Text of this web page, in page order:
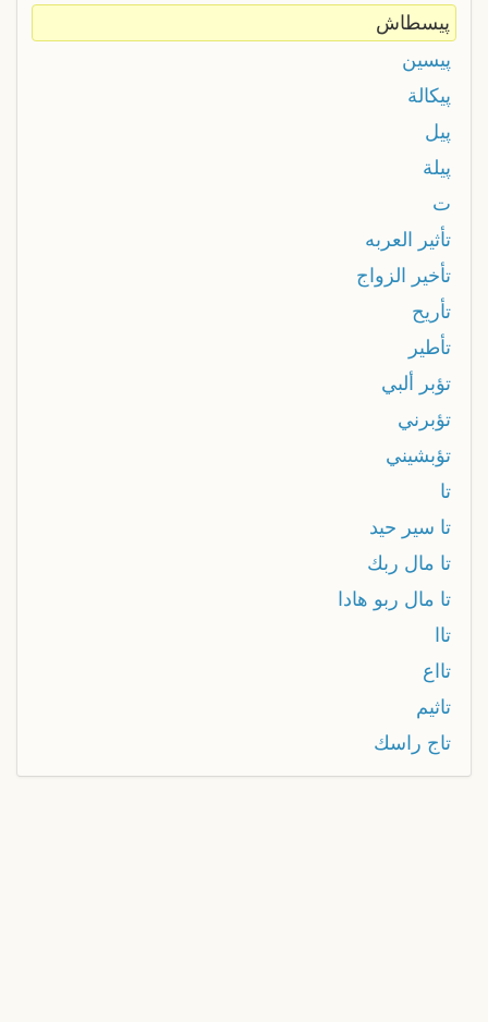
پيسطاش
پيسين
پيكالة
پيل
پيلة
ت
تأثير العربه
تأخير الزواج
تأريح
تأطير
تؤبر ألبي
تؤبرني
تؤبشيني
تا
تا سير حيد
تا مال ربك
تا مال ربو هادا
تاا
تااع
تاثيم
تاج راسك